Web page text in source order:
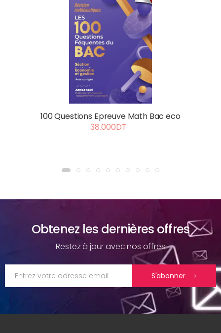
100 Questions Epreuve Math Bac eco
38.000DT
Obtenez les dernières offres
Restez à jour avec nos offres
S'abonner